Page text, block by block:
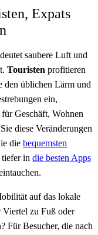
Expats
saubere Luft und
Touristen profitieren
den üblichen Lärm und
ein,
Geschäft, Wohnen
diese Veränderungen
die bequemsten
tiefer in die besten Apps
auf das lokale
zu Fuß oder
Für Besucher, die nach